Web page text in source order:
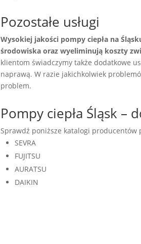
Pozostałe usługi
Wysokiej jakości pompy ciepła na
środowiska oraz wyeliminują koszty
klientom świadczymy także dodatkowe
naprawą. W razie jakichkolwiek
problem.
Pompy ciepła Śląsk
Sprawdź poniższe katalogi
SEVRA
FUJITSU
AURATSU
DAIKIN